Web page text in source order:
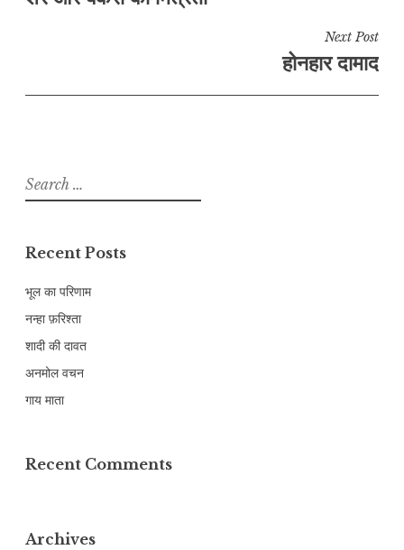
Next Post
होनहार दामाद
Search
for:
Recent Posts
भूल का परिणाम
नन्हा फ़रिश्ता
शादी की दावत
अनमोल वचन
गाय माता
Recent Comments
Archives